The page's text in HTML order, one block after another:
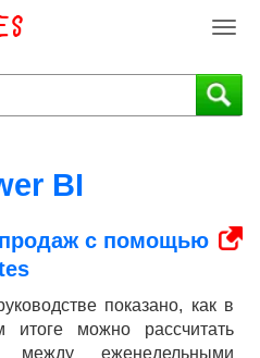
T
g
g
i
t
i
BI
с помощью
показано, как в
итоге можно рассчитать
между еженедельными